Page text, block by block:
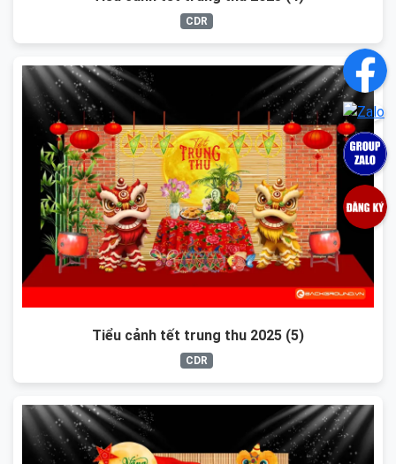
CDR
Tiểu cảnh tết trung thu 2025 (5)
CDR